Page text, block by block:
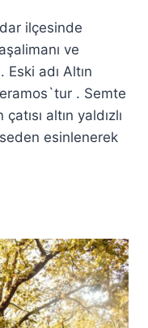
ilçesinde
ve
adı Altın
. Semte
altın yaldızlı
esinlenerek